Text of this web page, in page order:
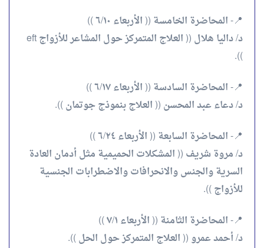
📍- المحاضرة الخامسة (( الأربعاء ٦/١٠ ))
د/ داليا هلال (( العلاج المتمركز حول المشاعر للأزواج eft
)).
📍- المحاضرة السادسة (( الأربعاء ٦/١٧ ))
د/ دعاء عبد المحسن (( العلاج بنموذج جوتمان )).
📍- المحاضرة السابعة (( الأربعاء ٦/٢٤ ))
د/ مروة شريف (( المشكلات الحميمية مثل أدمان العادة
السرية والجنس والانحرافات والاضطرابات الجنسية
للأزواج )).
📍- المحاضرة الثامنة (( الأربعاء ٧/١ ))
د/ أحمد عمرو (( العلاج المتمركز حول الحل )).